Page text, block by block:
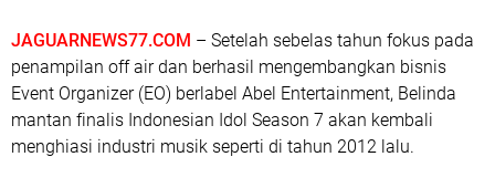
JAGUARNEWS77.COM – Setelah sebelas tahun fokus pada
penampilan off air dan berhasil mengembangkan bisnis
Event Organizer (EO) berlabel Abel Entertainment, Belinda
mantan finalis Indonesian Idol Season 7 akan kembali
menghiasi industri musik seperti di tahun 2012 lalu.